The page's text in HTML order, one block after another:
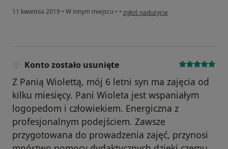
11 kwietnia 2019 • W innym miejscu • • w opinii użytkownika Konto zostało
zgłoś nadużycie
Konto zostało usunięte
Z Panią Wiolettą, mój 6 letni syn ma zajęcia od
kilku miesięcy. Pani Wioleta jest wspaniałym
logopedom i człowiekiem. Energiczna z
profesjonalnym podejściem. Zawsze
przygotowana do prowadzenia zajęć, przynosi